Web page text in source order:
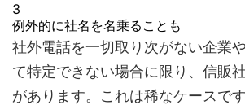
3
例外的に社名を名乗ることも
社外電話を一切取り次がない企業
て特定できない場合に限り、信販
があります。これは稀なケースです